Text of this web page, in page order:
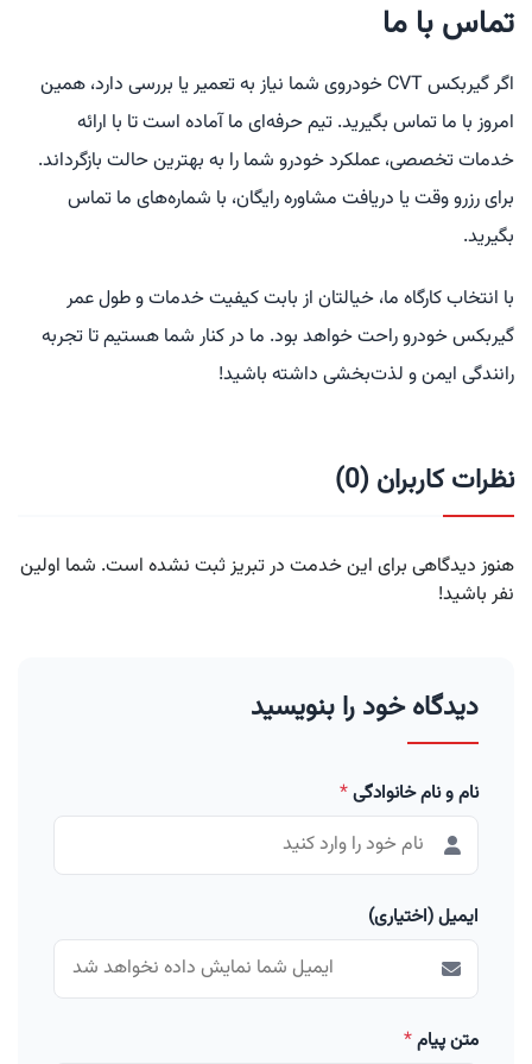
تماس با ما
اگر گیربکس CVT خودروی شما نیاز به تعمیر یا بررسی دارد، همین
امروز با ما تماس بگیرید. تیم حرفه‌ای ما آماده است تا با ارائه
خدمات تخصصی، عملکرد خودرو شما را به بهترین حالت بازگرداند.
برای رزرو وقت یا دریافت مشاوره رایگان، با شماره‌های ما تماس
بگیرید.
با انتخاب کارگاه ما، خیالتان از بابت کیفیت خدمات و طول عمر
گیربکس خودرو راحت خواهد بود. ما در کنار شما هستیم تا تجربه
رانندگی ایمن و لذت‌بخشی داشته باشید!
نظرات کاربران (0)
هنوز دیدگاهی برای این خدمت در تبریز ثبت نشده است. شما اولین
نفر باشید!
دیدگاه خود را بنویسید
نام و نام خانوادگی*
ایمیل (اختیاری)
متن پیام*